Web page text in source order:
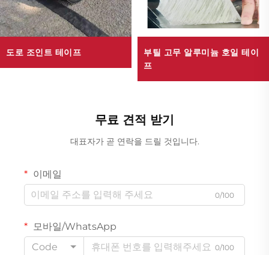
도로 조인트 테이프
부틸 고무 알루미늄 호일 테이
프
무료 견적 받기
대표자가 곧 연락을 드릴 것입니다.
이메일
0/100
모바일/WhatsApp
Code
0/100